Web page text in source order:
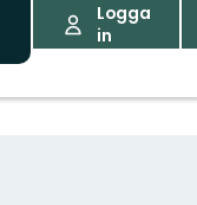
Logga
in